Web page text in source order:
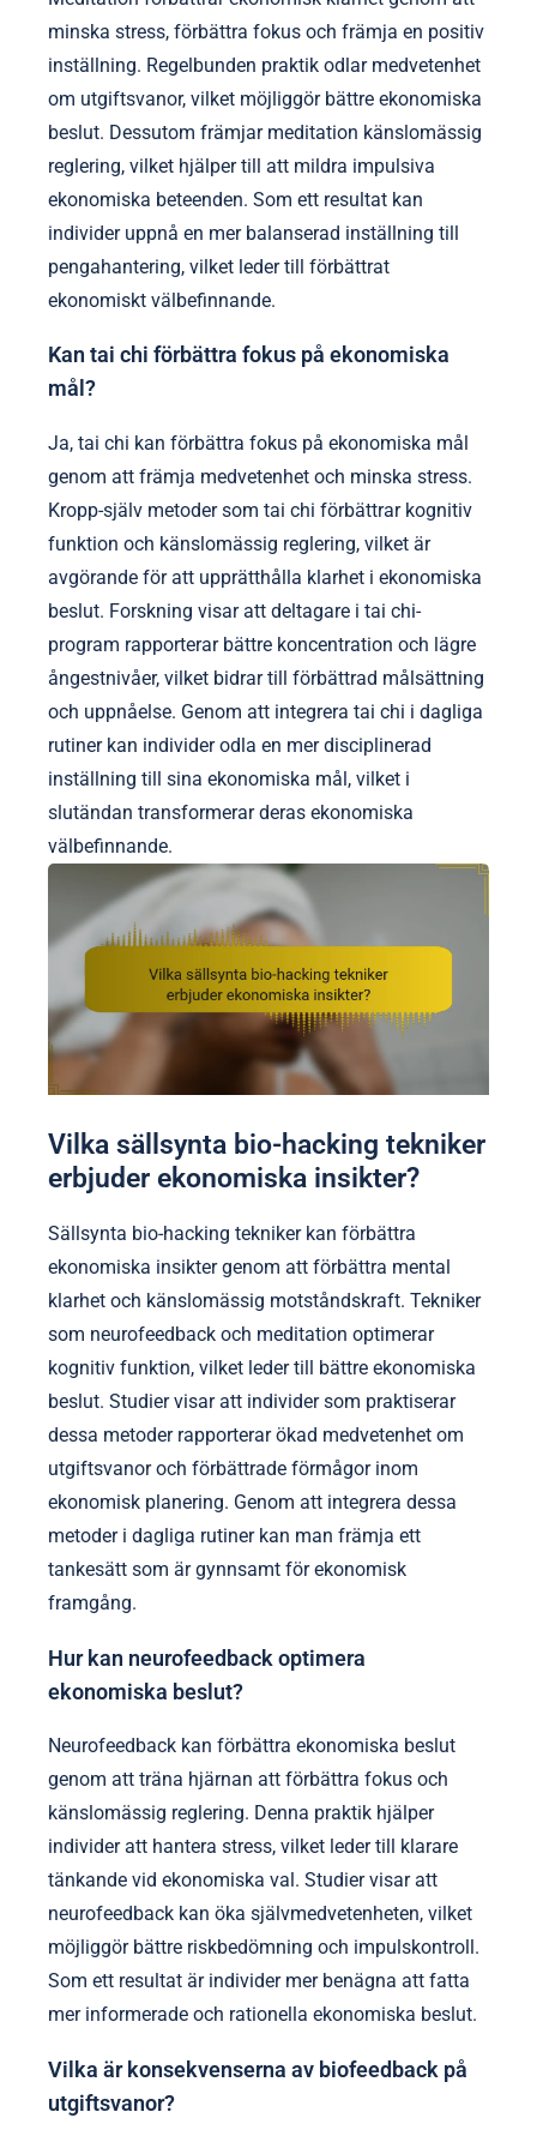
minska stress, förbättra fokus och främja en positiv
inställning. Regelbunden praktik odlar medvetenhet
om utgiftsvanor, vilket möjliggör bättre ekonomiska
beslut. Dessutom främjar meditation känslomässig
reglering, vilket hjälper till att mildra impulsiva
ekonomiska beteenden. Som ett resultat kan
individer uppnå en mer balanserad inställning till
pengahantering, vilket leder till förbättrat
ekonomiskt välbefinnande.
Kan tai chi förbättra fokus på ekonomiska
mål?
Ja, tai chi kan förbättra fokus på ekonomiska mål
genom att främja medvetenhet och minska stress.
Kropp-själv metoder som tai chi förbättrar kognitiv
funktion och känslomässig reglering, vilket är
avgörande för att upprätthålla klarhet i ekonomiska
beslut. Forskning visar att deltagare i tai chi-
program rapporterar bättre koncentration och lägre
ångestnivåer, vilket bidrar till förbättrad målsättning
och uppnåelse. Genom att integrera tai chi i dagliga
rutiner kan individer odla en mer disciplinerad
inställning till sina ekonomiska mål, vilket i
slutändan transformerar deras ekonomiska
välbefinnande.
Vilka sällsynta bio-hacking tekniker
erbjuder ekonomiska insikter?
Sällsynta bio-hacking tekniker kan förbättra
ekonomiska insikter genom att förbättra mental
klarhet och känslomässig motståndskraft. Tekniker
som neurofeedback och meditation optimerar
kognitiv funktion, vilket leder till bättre ekonomiska
beslut. Studier visar att individer som praktiserar
dessa metoder rapporterar ökad medvetenhet om
utgiftsvanor och förbättrade förmågor inom
ekonomisk planering. Genom att integrera dessa
metoder i dagliga rutiner kan man främja ett
tankesätt som är gynnsamt för ekonomisk
framgång.
Hur kan neurofeedback optimera
ekonomiska beslut?
Neurofeedback kan förbättra ekonomiska beslut
genom att träna hjärnan att förbättra fokus och
känslomässig reglering. Denna praktik hjälper
individer att hantera stress, vilket leder till klarare
tänkande vid ekonomiska val. Studier visar att
neurofeedback kan öka självmedvetenheten, vilket
möjliggör bättre riskbedömning och impulskontroll.
Som ett resultat är individer mer benägna att fatta
mer informerade och rationella ekonomiska beslut.
Vilka är konsekvenserna av biofeedback på
utgiftsvanor?